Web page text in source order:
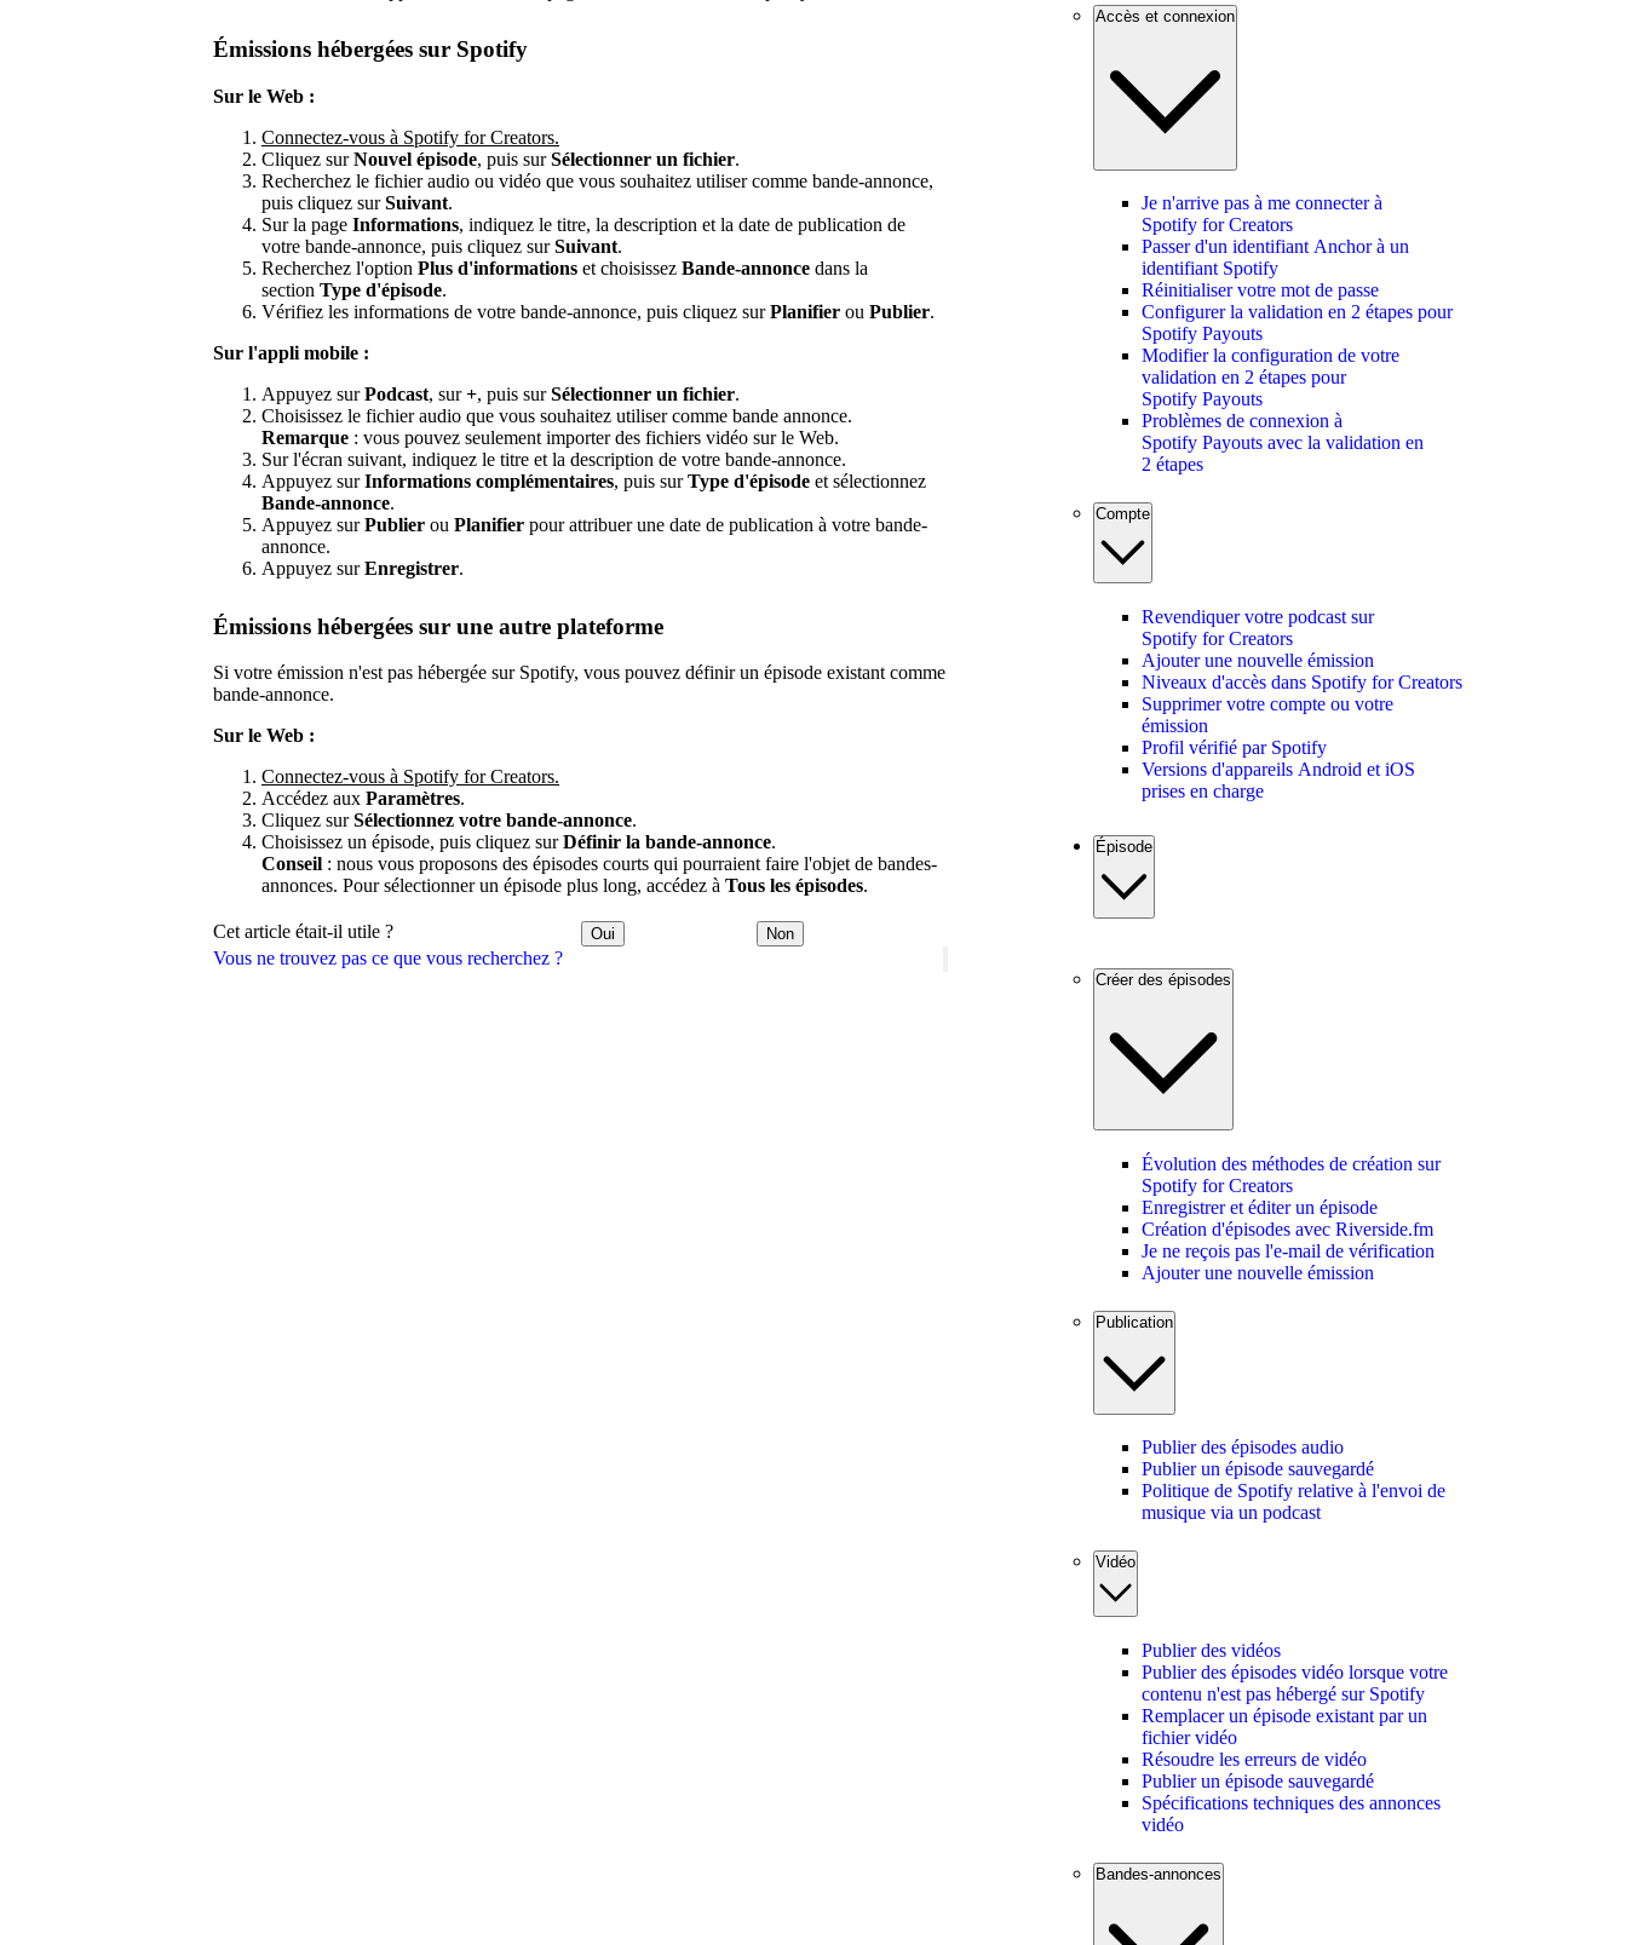
Vous ne trouvez pas ce que vous recherchez ?
Émissions hébergées sur Spotify
Sur le Web :
Connectez-vous à Spotify for Creators.
Cliquez surNouvel épisode, puis surSélectionner un fichier.
Recherchez le fichier audio ou vidéo que vous souhaitez utiliser comme bande-annonce,
puis cliquez surSuivant.
Sur la page Informations, indiquez le titre, la description et la date de publication de
votre bande-annonce, puis cliquez surSuivant.
Recherchez l'option Plus d'informations et choisissez Bande-annonce dans la
section Type d'épisode.
Vérifiez les informations de votre bande-annonce, puis cliquez surPlanifier ou Publier.
Sur l'appli mobile :
Appuyez surPodcast, sur+, puis surSélectionner un fichier.
Choisissez le fichier audio que vous souhaitez utiliser comme bande annonce.
Remarque : vous pouvez seulement importer des fichiers vidéo sur le Web.
Sur l'écran suivant, indiquez le titre et la description de votre bande-annonce.
Appuyez surInformations complémentaires, puis surType d'épisode et sélectionnez
Bande-annonce.
Appuyez surPublier ou Planifier pour attribuer une date de publication à votre bande-
annonce.
Appuyez surEnregistrer.
Émissions hébergées sur une autre plateforme
Si votre émission n'est pas hébergée sur Spotify, vous pouvez définir un épisode existant comme
bande-annonce.
Sur le Web :
Connectez-vous à Spotify for Creators.
Accédez aux Paramètres.
Cliquez surSélectionnez votre bande-annonce.
Choisissez un épisode, puis cliquez surDéfinir la bande-annonce.
Conseil : nous vous proposons des épisodes courts qui pourraient faire l'objet de bandes-
annonces. Pour sélectionner un épisode plus long, accédez à Tous les épisodes.
Cet article était-il utile ? Oui Non
Accès et connexion
Je n'arrive pas à me connecter à
Spotify for Creators
Passer d'un identifiant Anchor à un
identifiant Spotify
Réinitialiser votre mot de passe
Configurer la validation en 2 étapes pour
Spotify Payouts
Modifier la configuration de votre
validation en 2 étapes pour
Spotify Payouts
Problèmes de connexion à
Spotify Payouts avec la validation en
2 étapes
Compte
Revendiquer votre podcast sur
Spotify for Creators
Ajouter une nouvelle émission
Niveaux d'accès dans Spotify for Creators
Supprimer votre compte ou votre
émission
Profil vérifié par Spotify
Versions d'appareils Android et iOS
prises en charge
Épisode
Créer des épisodes
Évolution des méthodes de création sur
Spotify for Creators
Enregistrer et éditer un épisode
Création d'épisodes avec Riverside.fm
Je ne reçois pas l'e-mail de vérification
Ajouter une nouvelle émission
Publication
Publier des épisodes audio
Publier un épisode sauvegardé
Politique de Spotify relative à l'envoi de
musique via un podcast
Vidéo
Publier des vidéos
Publier des épisodes vidéo lorsque votre
contenu n'est pas hébergé sur Spotify
Remplacer un épisode existant par un
fichier vidéo
Résoudre les erreurs de vidéo
Publier un épisode sauvegardé
Spécifications techniques des annonces
vidéo
Bandes-annonces